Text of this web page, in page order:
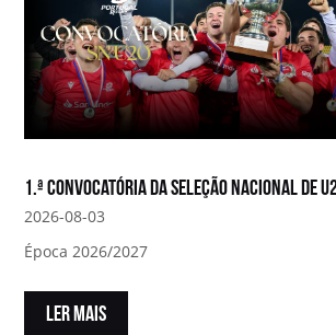
1.ª convocatória da Seleção Nacional de
2026-08-03
Época 2026/2027
LER MAIS